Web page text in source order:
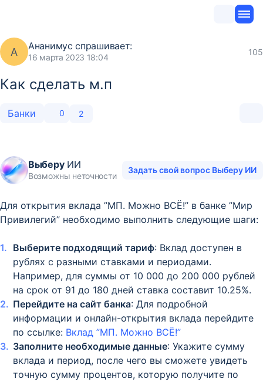
А Ананимус спрашивает:
16 марта 2023 18:04
105
Как сделать м.п
Банки 0 2
ВыберуИИ
Возможны неточности
Задать свой вопрос Выберу ИИ
Для открытия вклада ”МП. Можно ВСЁ!” в банке ”Мир
Привилегий” необходимо выполнить следующие шаги:
Выберите подходящий тариф: Вклад доступен в
рублях с разными ставками и периодами.
Например, для суммы от 10 000 до 200 000 рублей
на срок от 91 до 180 дней ставка составит 10.25%.
Перейдите на сайт банка: Для подробной
информации и онлайн-открытия вклада перейдите
по ссылке: Вклад ”МП. Можно ВСЁ!”
Заполните необходимые данные: Укажите сумму
вклада и период, после чего вы сможете увидеть
точную сумму процентов, которую получите по